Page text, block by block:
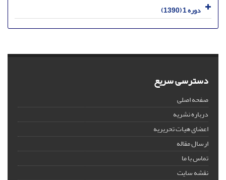
دوره 1 (1390)
دسترسی سریع
صفحه اصلی
درباره نشریه
اعضای هیات تحریریه
ارسال مقاله
تماس با ما
نقشه سایت